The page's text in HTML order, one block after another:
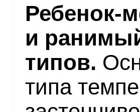
Ребенок-
и
типов.
типа